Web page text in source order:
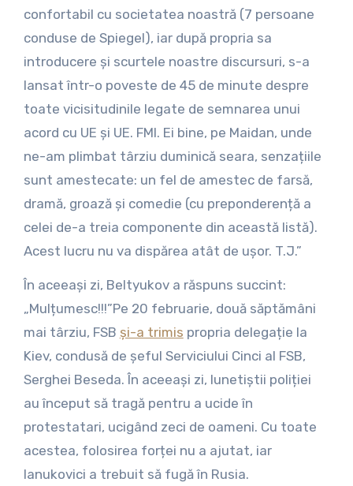
confortabil cu societatea noastră (7 persoane
conduse de Spiegel), iar după propria sa
introducere și scurtele noastre discursuri, s-a
lansat într-o poveste de 45 de minute despre
toate vicisitudinile legate de semnarea unui
acord cu UE și UE. FMI. Ei bine, pe Maidan, unde
ne-am plimbat târziu duminică seara, senzațiile
sunt amestecate: un fel de amestec de farsă,
dramă, groază și comedie (cu preponderență a
celei de-a treia componente din această listă).
Acest lucru nu va dispărea atât de ușor. T.J.”
În aceeași zi, Beltyukov a răspuns succint:
„Mulțumesc!!!”Pe 20 februarie, două săptămâni
mai târziu, FSB și-a trimis propria delegație la
Kiev, condusă de șeful Serviciului Cinci al FSB,
Serghei Beseda. În aceeași zi, lunetiștii poliției
au început să tragă pentru a ucide în
protestatari, ucigând zeci de oameni. Cu toate
acestea, folosirea forței nu a ajutat, iar
Ianukovici a trebuit să fugă în Rusia.